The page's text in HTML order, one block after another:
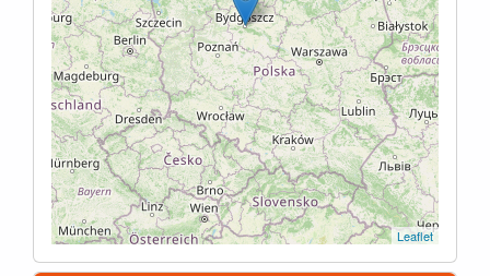
Leaflet